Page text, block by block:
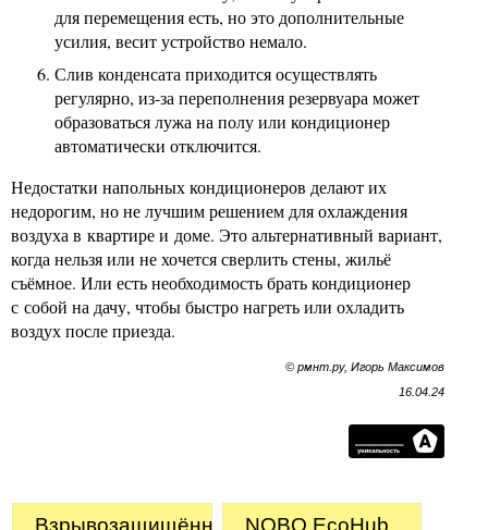
для перемещения есть, но это дополнительные
усилия, весит устройство немало.
Слив конденсата приходится осуществлять
регулярно, из-за переполнения резервуара может
образоваться лужа на полу или кондиционер
автоматически отключится.
Недостатки напольных кондиционеров делают их
недорогим, но не лучшим решением для охлаждения
воздуха в квартире и доме. Это альтернативный вариант,
когда нельзя или не хочется сверлить стены, жильё
съёмное. Или есть необходимость брать кондиционер
с собой на дачу, чтобы быстро нагреть или охладить
воздух после приезда.
© рмнт.ру, Игорь Максимов
16.04.24
Взрывозащищённый
NOBO EcoHub